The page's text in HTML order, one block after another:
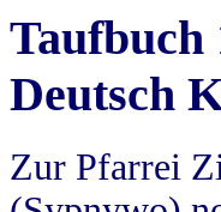
Taufbuch
Deutsch
Zur Pfarrei